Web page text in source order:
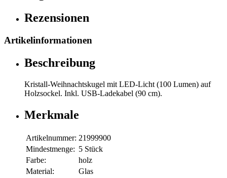
Rezensionen
Artikelinformationen
Beschreibung
Kristall-Weihnachtskugel mit LED-Licht (100 Lumen) auf
Holzsockel. Inkl. USB-Ladekabel (90 cm).
Merkmale
Artikelnummer: 21999900
Mindestmenge: 5 Stück
Farbe:
holz
Material:
Glas